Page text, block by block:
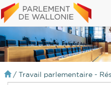
/ Travail parlementaire -